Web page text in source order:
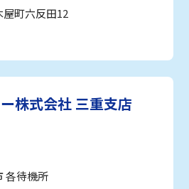
町六反田12
株式会社 三重支店
各待機所